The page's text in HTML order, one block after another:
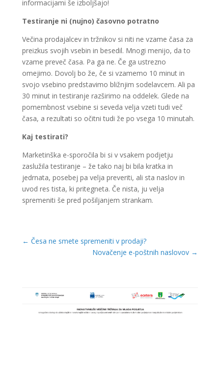
informacijami še izboljšajo!
Testiranje ni (nujno) časovno potratno
Večina prodajalcev in tržnikov si niti ne vzame časa za
preizkus svojih vsebin in besedil. Mnogi menijo, da to
vzame preveč časa. Pa ga ne. Če ga ustrezno
omejimo. Dovolj bo že, če si vzamemo 10 minut in
svojo vsebino predstavimo bližnjim sodelavcem. Ali pa
30 minut in testiranje razširimo na oddelek. Glede na
pomembnost vsebine si seveda velja vzeti tudi več
časa, a rezultati so očitni tudi že po vsega 10 minutah.
Kaj testirati?
Marketinška e-sporočila bi si v vsakem podjetju
zaslužila testiranje – že tako naj bi bila kratka in
jedrnata, posebej pa velja preveriti, ali sta naslov in
uvod res tista, ki pritegneta. Če nista, ju velja
spremeniti še pred pošiljanjem strankam.
← Česa ne smete spremeniti v prodaji?
Novačenje e-poštnih naslovov →